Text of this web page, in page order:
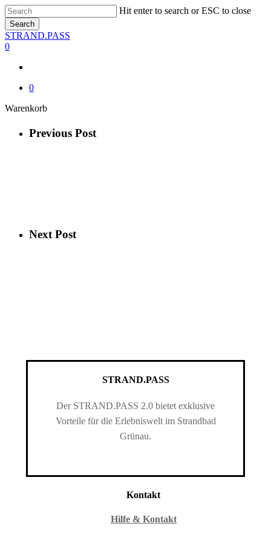
Skip
to
main
content
Hit enter to search or ESC to close
Search
Close
Search
STRAND.PASS
0
0
WarenkorbClose
Previous Post
Next Post
STRAND.PASS
Der STRAND.PASS 2.0 bietet exklusive
Vorteile für die Erlebniswelt im Strandbad
Grünau.
Kontakt
Hilfe & Kontakt